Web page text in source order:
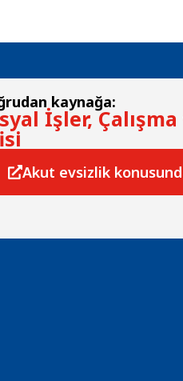
kaynağa:
İşler,
Akut evsizlik